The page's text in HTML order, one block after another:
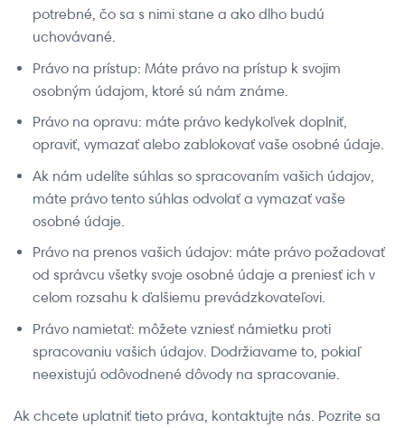
potrebné, čo sa s nimi stane a ako dlho budú
uchovávané.
Právo na prístup: Máte právo na prístup k svojim
osobným údajom, ktoré sú nám známe.
Právo na opravu: máte právo kedykoľvek doplniť,
opraviť, vymazať alebo zablokovať vaše osobné údaje.
Ak nám udelíte súhlas so spracovaním vašich údajov,
máte právo tento súhlas odvolať a vymazať vaše
osobné údaje.
Právo na prenos vašich údajov: máte právo požadovať
od správcu všetky svoje osobné údaje a preniesť ich v
celom rozsahu k ďalšiemu prevádzkovateľovi.
Právo namietať: môžete vzniesť námietku proti
spracovaniu vašich údajov. Dodržiavame to, pokiaľ
neexistujú odôvodnené dôvody na spracovanie.
Ak chcete uplatniť tieto práva, kontaktujte nás. Pozrite sa